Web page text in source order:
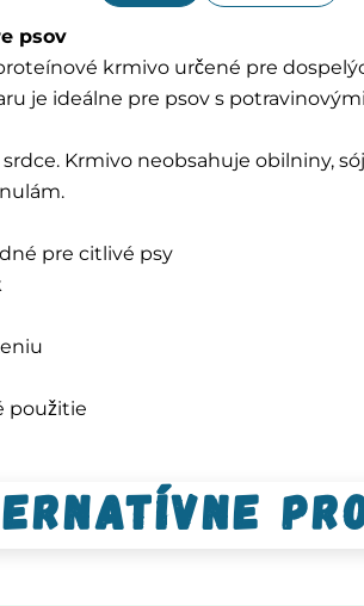
psov
krmivo určené pre
je ideálne pre psov s
Krmivo neobsahuje obilniny,
pre citlivé psy
použitie